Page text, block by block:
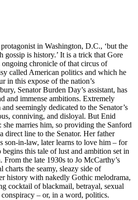
in Washington, D.C., ‘but the
gossip is history.’ It is a trick that Gore
ongoing chronicle of that circus of
called American politics and which he
in this expose of the nation’s
Senator Burden Day’s assistant, has
and immense ambitions. Extremely
seemingly dedicated to the Senator’s
conniving, and disloyal. But Enid
she marries him, so providing the Sanford
direct line to the Senator. Her father
son-in-law, later learns to love him – for
this tale of lust and ambition set in
From the late 1930s to Jo McCarthy’s
the seamy, sleazy side of
history with nakedly Gothic melodrama,
cocktail of blackmail, betrayal, sexual
– or, in a word, politics.